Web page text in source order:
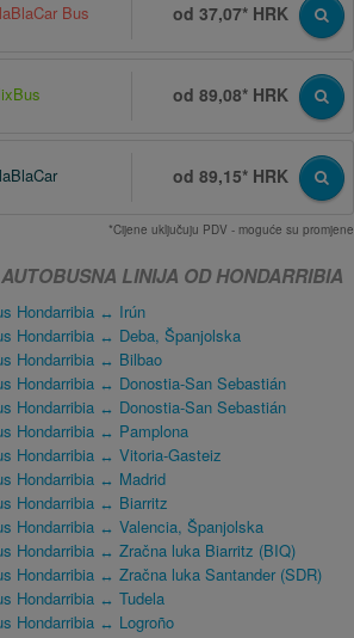
Bus od 37,07* HRK
od 89,08* HRK
od 89,15* HRK
*Cijene uključuju PDV - moguće su promjene
LINIJA OD HONDARRIBIA
Hondarribia ↔ Irún
Hondarribia ↔ Deba, Španjolska
Hondarribia ↔ Bilbao
Hondarribia ↔ Donostia-San Sebastián
Hondarribia ↔ Donostia-San Sebastián
Hondarribia ↔ Pamplona
Hondarribia ↔ Vitoria-Gasteiz
Hondarribia ↔ Madrid
Hondarribia ↔ Biarritz
Hondarribia ↔ Valencia, Španjolska
Hondarribia ↔ Zračna luka Biarritz (BIQ)
Hondarribia ↔ Zračna luka Santander (SDR)
Hondarribia ↔ Tudela
Hondarribia ↔ Logroño